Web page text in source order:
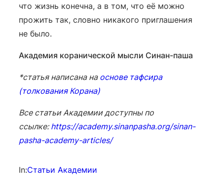
что жизнь конечна, а в том, что её можно
прожить так, словно никакого приглашения
не было.
Академия коранической мысли Синан-паша
*статья написана на основе тафсира
(толкования Корана)
Все статьи Академии доступны по
ссылке: https://academy.sinanpasha.org/sinan-
pasha-academy-articles/
In:Статьи Академии